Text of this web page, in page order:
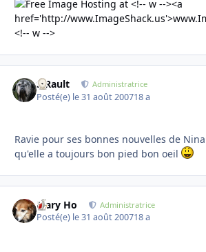
S.Rault Administratrice
Posté(e) le 31 août 200718 a
Ravie pour ses bonnes nouvelles de
qu'elle a toujours bon pied bon oeil
Mary Ho Administratrice
Posté(e) le 31 août 200718 a